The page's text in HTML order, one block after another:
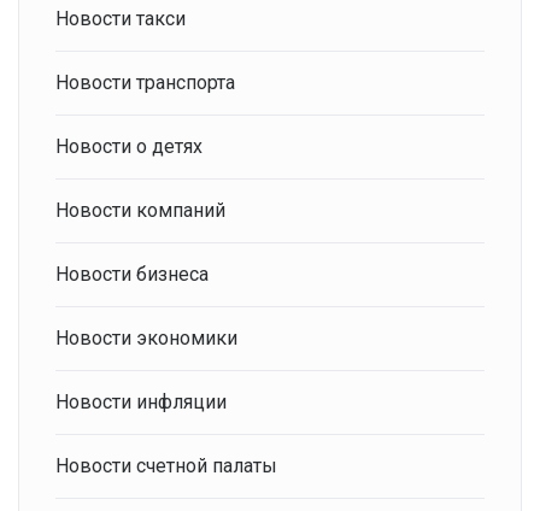
Новости такси
Новости транспорта
Новости о детях
Новости компаний
Новости бизнеса
Новости экономики
Новости инфляции
Новости счетной палаты